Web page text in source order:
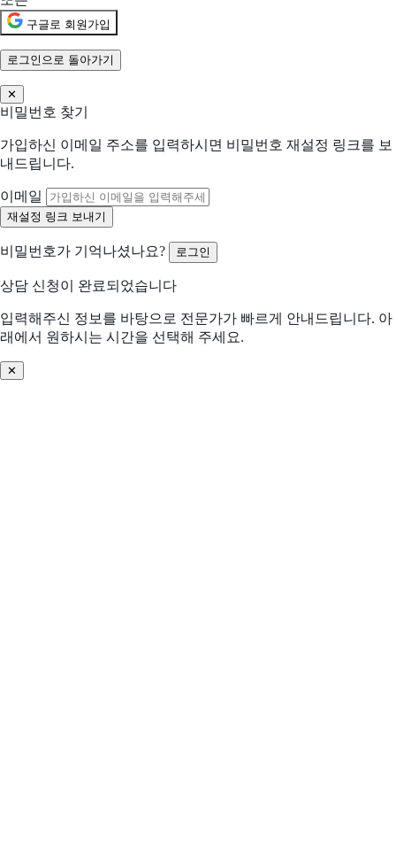
신규 유입 검토중
기존 솔루션을 대체하려고 함
어떤 점이 불편하신가요?
선택하신 내용을 바탕으로 더 적합한 제안을 드립니다
해당되는 항목을 선택해주세요 (복수 선택 가능)
수작업 많음
비교 후 결정 필요 프로세스 비효율
구글로 회원가입
로그인으로 돌아가기
✕
비밀번호 찾기
가입하신 이메일 주소를 입력하시면 비밀번호 재설정 링크를 보
내드립니다.
이메일
비밀번호가 기억나셨나요? 로그인
상담 신청이 완료되었습니다
입력해주신 정보를 바탕으로 전문가가 빠르게 안내드립니다. 아
래에서 원하시는 시간을 선택해 주세요.
✕